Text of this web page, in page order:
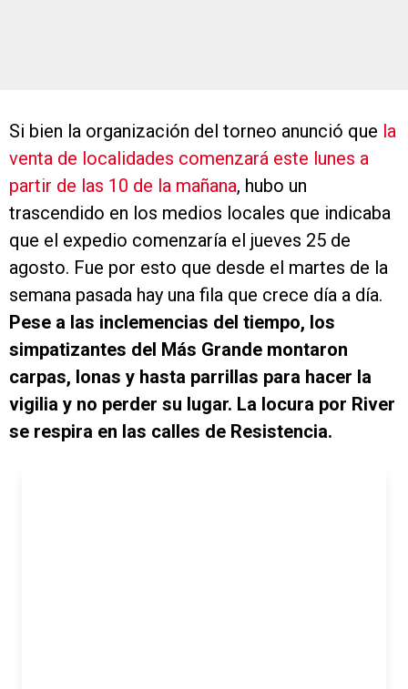
Si bien la organización del torneo anunció que la
venta de localidades comenzará este lunes a
partir de las 10 de la mañana, hubo un
trascendido en los medios locales que indicaba
que el expedio comenzaría el jueves 25 de
agosto. Fue por esto que desde el martes de la
semana pasada hay una fila que crece día a día.
Pese a las inclemencias del tiempo, los
simpatizantes del Más Grande montaron
carpas, lonas y hasta parrillas para hacer la
vigilia y no perder su lugar. La locura por River
se respira en las calles de Resistencia.